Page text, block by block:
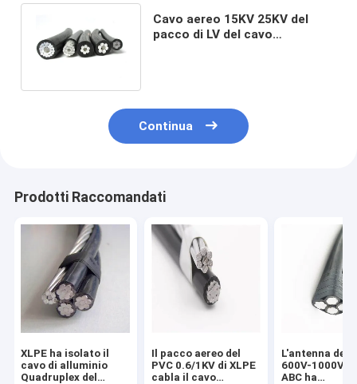
Cavo aereo 15KV 25KV del
pacco di LV del cavo
Continua
Prodotti Raccomandati
XLPE ha isolato il
cavo di alluminio
Quadruplex del
Il pacco aereo del
PVC 0.6/1KV di XLPE
cabla il cavo
L'antenna del
600V-1000V il
ABC ha